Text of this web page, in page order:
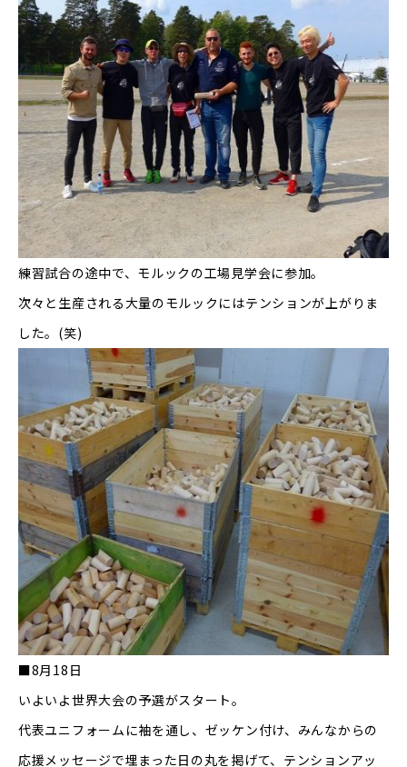
練習試合の途中で、モルックの工場見学会に参加。
次々と生産される大量のモルックにはテンションが上がりま
した。 (笑)
■8月 18 日
いよいよ世界大会の予選がスタート。
代表ユニフォームに袖を通し、ゼッケン付け、みんなからの
応援メッセージで埋まった日の丸を掲げて、テンションアッ